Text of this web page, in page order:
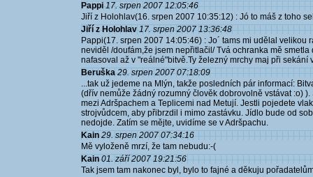
Pappi 17. srpen 2007 12:05:46
Jiří z Holohlav(16. srpen 2007 10:35:12) : Jó to máš z toho
Jiří z Holohlav 17. srpen 2007 13:36:48
Pappi(17. srpen 2007 14:05:46) : Jo´ tams mi udělal velikou
neviděl /doufám,že jsem nepřitlačil/ Tvá ochranka mě
nafasoval až v "reálné"bitvě.Ty železný mrchy maj při sekání
Beruška 29. srpen 2007 07:18:09
...tak už jedeme na Mlýn, takže posledních pár informací:
(dřív nemůže žádný rozumný člověk dobrovolně vstávat :o)
mezi Adršpachem a Teplicemi nad Metují. Jestli pojedete
strojvůdcem, aby přibrzdil i mimo zastávku. Jídlo bude od
nedojde. Zatím se mějte, uvidíme se v Adršpachu.
Kain 29. srpen 2007 07:34:16
Mě vyloženě mrzí, že tam nebudu:-(
Kain 01. září 2007 19:21:56
Tak jsem tam nakonec byl, bylo to fajné a děkuju